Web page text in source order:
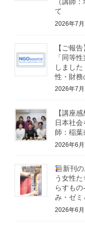
て
2026年7
【ご報
「同等
しまし
性・財務
2026年7月
【講座
日本社
師：稲葉
2026年6
新刊
う女性
らすもの
み・ゼミ
2026年6月